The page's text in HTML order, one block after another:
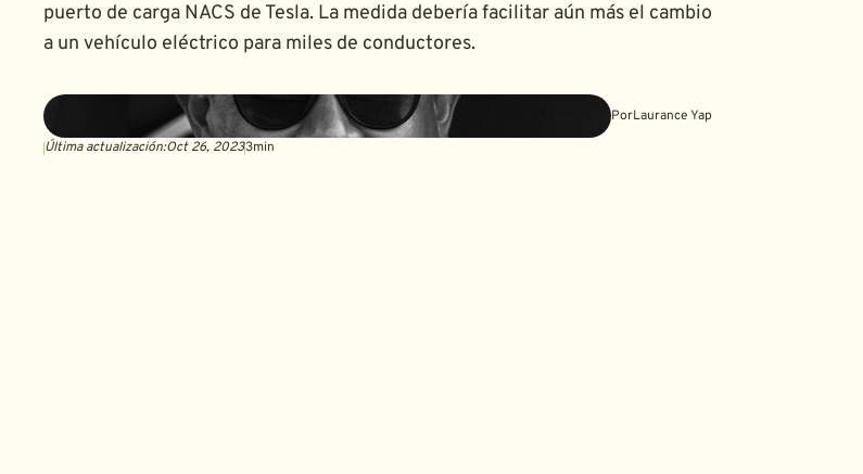
puerto de carga NACS de Tesla. La medida debería facilitar aún más el cambio
a un vehículo eléctrico para miles de conductores.
PorLaurance Yap
Última actualización:Oct 26, 20233min